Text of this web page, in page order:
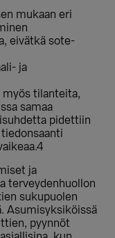
mukaan eri
eivätkä sote-
ja
tilanteita,
samaa
pidettiin
ja
terveydenhuollon
sukupuolen
Asumisyksiköissä
pyynnöt